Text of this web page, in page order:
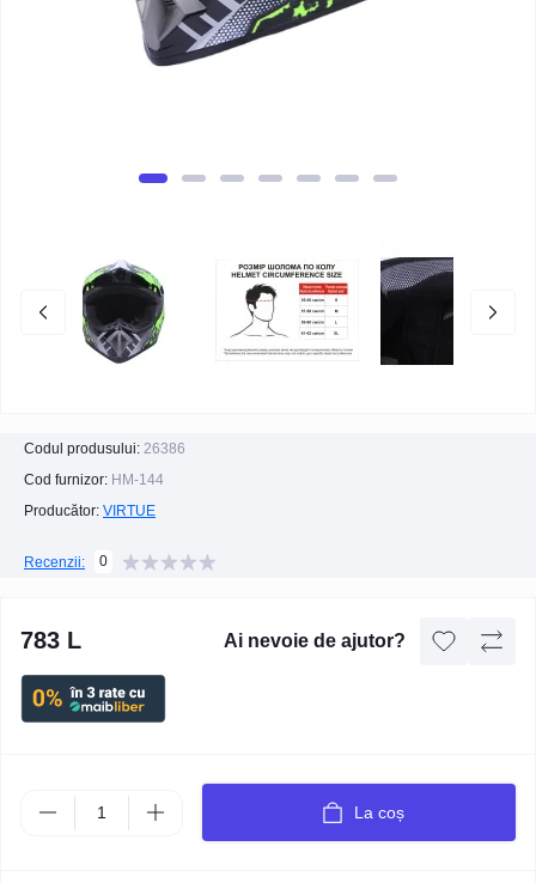
Codul produsului: 26386
Cod furnizor: HM-144
Producător: VIRTUE
Recenzii: 0
783 L Ai nevoie de ajutor?
La coș